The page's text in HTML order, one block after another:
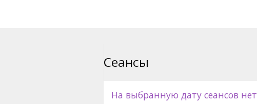
Сеансы
На выбранную дату сеансов нет